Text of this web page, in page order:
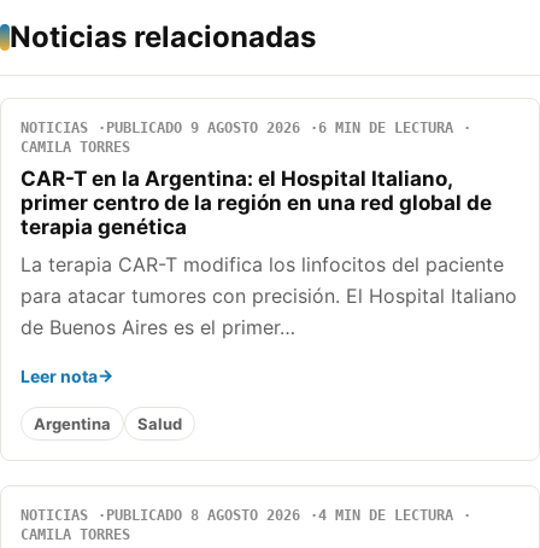
Noticias relacionadas
NOTICIAS PUBLICADO 9 AGOSTO 2026
6 MIN DE LECTURA
CAMILA TORRES
CAR-T en la Argentina: el Hospital Italiano,
primer centro de la región en una red global de
terapia genética
La terapia CAR-T modifica los linfocitos del paciente
para atacar tumores con precisión. El Hospital Italiano
de Buenos Aires es el primer…
Leer nota
Argentina Salud
NOTICIAS PUBLICADO 8 AGOSTO 2026
4 MIN DE LECTURA
CAMILA TORRES